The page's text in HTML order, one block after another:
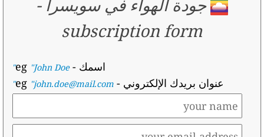
جودة الهواء في سويسرا-
subscription form
اسمك- eg
"John Doe"
عنوان بريدك الإلكتروني - eg
"john.doe@mail.com"